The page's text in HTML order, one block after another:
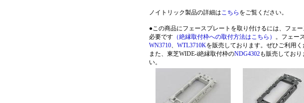
ノイトリック製品の詳細は こちら をご覧ください。
●この商品にフェースプレートを取り付けるには、フェ
必要です （絶縁取付枠への取付方法はこちら） 。フェー
WN3710
WTL3710Kを販売しております。ぜひご利用く
また、東芝WIDE-i絶縁取付枠のNDG4302も販売してお
い